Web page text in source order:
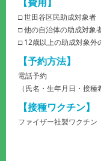
□ 世田谷区民助成対象
□ 他の自治体の助成対
□ 12歳以上の助成対象外
【予約方法】
電話予約
（氏名・生年月日・接
【接種ワクチン】
ファイザー社製ワクチン